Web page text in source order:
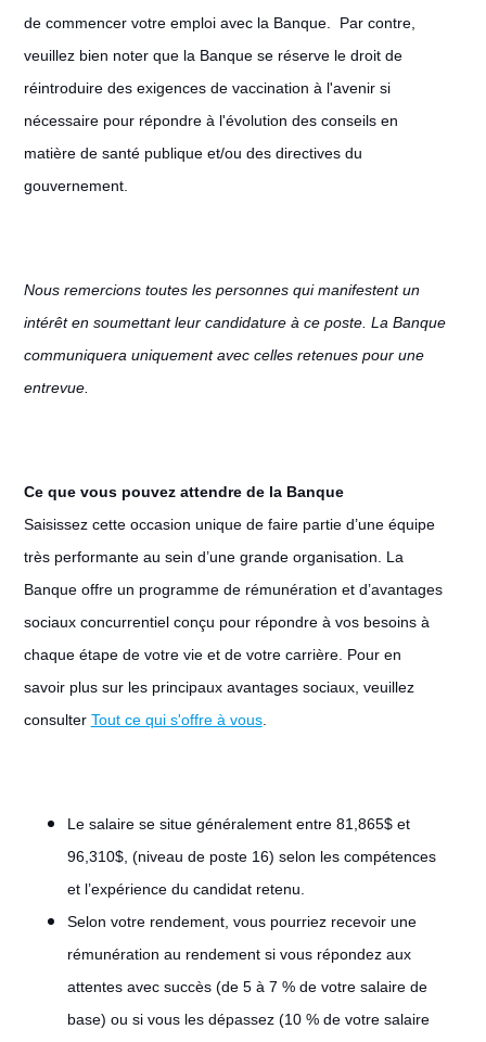
de commencer votre emploi avec la Banque. Par contre,
veuillez bien noter que la Banque se réserve le droit de
réintroduire des exigences de vaccination à l'avenir si
nécessaire pour répondre à l'évolution des conseils en
matière de santé publique et/ou des directives du
gouvernement.
Nous remercions toutes les personnes qui manifestent un
intérêt en soumettant leur candidature à ce poste. La Banque
communiquera uniquement avec celles retenues pour une
entrevue.
Ce que vous pouvez attendre de la Banque
Saisissez cette occasion unique de faire partie d’une équipe
très performante au sein d’une grande organisation. La
Banque offre un programme de rémunération et d’avantages
sociaux concurrentiel conçu pour répondre à vos besoins à
chaque étape de votre vie et de votre carrière. Pour en
savoir plus sur les principaux avantages sociaux, veuillez
consulter Tout ce qui s'offre à vous.
Le salaire se situe généralement entre 81,865$ et
96,310$, (niveau de poste 16) selon les compétences
et l’expérience du candidat retenu.
Selon votre rendement, vous pourriez recevoir une
rémunération au rendement si vous répondez aux
attentes avec succès (de 5 à 7 % de votre salaire de
base) ou si vous les dépassez (10 % de votre salaire